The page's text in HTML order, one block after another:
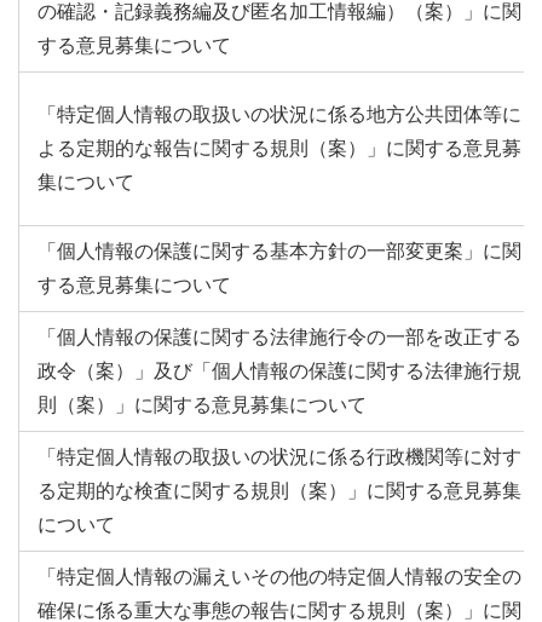
の確認・記録義務編及び匿名加工情報編）（案）」に関
する意見募集について
「特定個人情報の取扱いの状況に係る地方公共団体等に
よる定期的な報告に関する規則（案）」に関する意見募
集について
「個人情報の保護に関する基本方針の一部変更案」に関
する意見募集について
「個人情報の保護に関する法律施行令の一部を改正する
政令（案）」及び「個人情報の保護に関する法律施行規
則（案）」に関する意見募集について
「特定個人情報の取扱いの状況に係る行政機関等に対す
る定期的な検査に関する規則（案）」に関する意見募集
について
「特定個人情報の漏えいその他の特定個人情報の安全の
確保に係る重大な事態の報告に関する規則（案）」に関